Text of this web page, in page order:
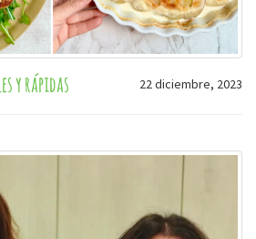
y rápidas 22 diciembre, 2023